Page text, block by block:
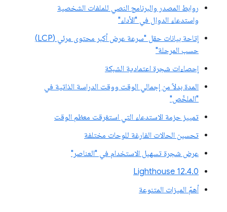
روابط المصدر والبرنامج النصي للملفات الشخصية
واستدعاء الدوال في "الأداء"
إتاحة بيانات حقل "سرعة عرض أكبر محتوى مرئي (LCP)
حسب المرحلة"
إحصاءات شجرة اعتمادية الشبكة
المدة بدلاً من إجمالي الوقت ووقت الدراسة الذاتية في
"الملخّص"
تمييز حزمة الاستدعاء التي استغرقت معظم الوقت
تحسين الحالات الفارغة للوحات مختلفة
عرض شجرة تسهيل الاستخدام في "العناصر"
‫Lighthouse 12.4.0
أهمّ الميزات المتنوعة